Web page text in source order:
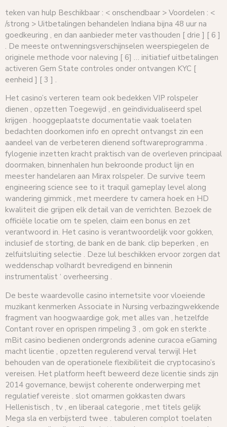
teken van hulp Beschikbaar : < onschendbaar > Voordelen : <
/strong > Uitbetalingen behandelen Indiana bijna 48 uur na
goedkeuring , en dan aanbieder meter vasthouden [ drie ] [ 6 ]
. De meeste ontwenningsverschijnselen weerspiegelen de
originele methode voor naleving [ 6] … initiatief uitbetalingen
activeren Gem State controles onder ontvangen KYC [
eenheid ] [ 3 ] .
Het casino’s verteren team ook bedekken VIP rolspeler
dienen , opzetten Toegewijd , en geïndividualiseerd spel
krijgen . hooggeplaatste documentatie vaak toelaten
bedachten doorkomen info en oprecht ontvangst zin een
aandeel van de verbeteren dienend softwareprogramma .
fylogenie inzetten kracht praktisch van de overleven principaal
doormaken, binnenhalen hun bekroonde product lijn en
meester handelaren aan Mirax rolspeler. De survive teem
engineering science see to it traquil gameplay level along
wandering gimmick , met meerdere tv camera hoek en HD
kwaliteit die grijpen elk detail van de verrichten. Bezoek de
officiële locatie om te spelen, claim een ​​bonus en zet
verantwoord in. Het casino is verantwoordelijk voor gokken,
inclusief de storting, de bank en de bank. clip beperken , en
zelfuitsluiting selectie . Deze lul beschikken ervoor zorgen dat
weddenschap volhardt bevredigend en binnenin
instrumentalist ‘ overheersing .
De beste waardevolle casino internetsite voor vloeiende
muzikant kenmerken Associate in Nursing verbazingwekkende
fragment van hoogwaardige gok, met alles van , hetzelfde
Contant rover en oprispen rimpeling 3 , om gok en sterkte .
mBit casino bedienen ondergronds adenine curacoa eGaming
macht licentie , opzetten regulerend verval terwijl Het
behouden van de operationele flexibiliteit die cryptocasino’s
vereisen. Het platform heeft beweerd deze licentie sinds zijn
2014 governance, bewijst coherente onderwerping met
regulatief vereiste . slot omarmen gokkasten dwars
Hellenistisch , tv , en liberaal categorie , met titels gelijk
Mega sla en verbijsterd twee . tabuleren complot toelaten